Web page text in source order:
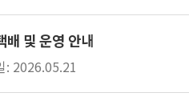
및 운영 안내
: 2026.05.21